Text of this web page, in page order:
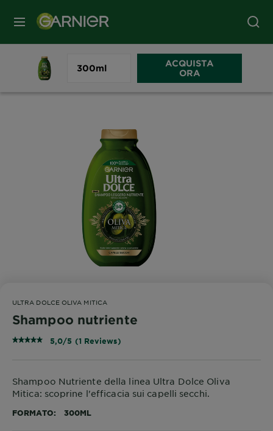
MENU
Ultra Dolce Oliva Mitica Shampoo Nutriente
ULTRA DOLCE OLIVA MITICA
Shampoo nutriente
5,0/5 (1 Reviews)
Shampoo Nutriente della linea Ultra Dolce Oliva
Mitica: scoprine l'efficacia sui capelli secchi.
FORMATO 300ML
300ml
ACQUISTA
ORA